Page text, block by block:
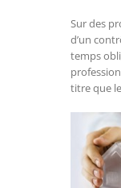
Sur des
d’un
temps
titre que